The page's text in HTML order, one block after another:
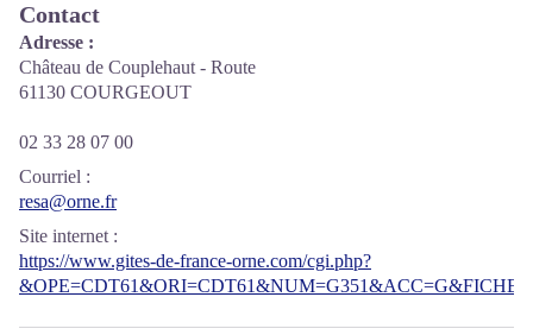
Contact
Adresse :
Château de Couplehaut - Route
61130 COURGEOUT
02 33 28 07 00
Courriel :
resa@orne.fr
Site internet :
https://www.gites-de-france-orne.com/cgi.php?